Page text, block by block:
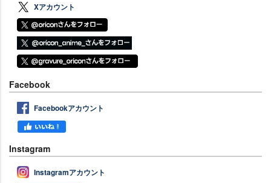
Xアカウント
Facebook
Facebookアカウント
Instagram
Instagramアカウント